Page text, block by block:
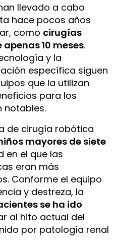
llevado a cabo
hace pocos años
como cirugías
10 meses.
y la
específica siguen
que la utilizan
para los
notables.
de cirugía robótica
mayores de siete
en el que las
eran más
Conforme el equipo
y destreza, la
se ha ido
al hito actual del
por patología renal